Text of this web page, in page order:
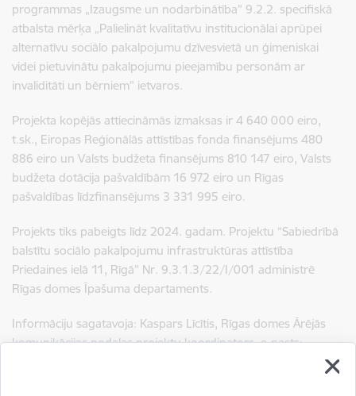
programmas „Izaugsme un nodarbinātība” 9.2.2. specifiskā
atbalsta mērķa „Palielināt kvalitatīvu institucionālai aprūpei
alternatīvu sociālo pakalpojumu dzīvesvietā un ģimeniskai
videi pietuvinātu pakalpojumu pieejamību personām ar
invaliditāti un bērniem” ietvaros.
Projekta kopējās attiecināmās izmaksas ir 4 640 000 eiro,
t.sk., Eiropas Reģionālās attīstības fonda finansējums 480
886 eiro un Valsts budžeta finansējums 810 147 eiro, Valsts
budžeta dotācija pašvaldībām 16 972 eiro un Rīgas
pašvaldības līdzfinansējums 3 331 995 eiro.
Projekts tiks pabeigts līdz 2024. gadam. Projektu “Sabiedrībā
balstītu sociālo pakalpojumu infrastruktūras attīstība
Priedaines ielā 11, Rīgā” Nr. 9.3.1.3/22/I/001 administrē
Rīgas domes Īpašuma departaments.
Informāciju sagatavoja: Kaspars Līcītis, Rīgas domes Ārējās
komunikācijas nodaļas projektu koordinators,e-pasts: